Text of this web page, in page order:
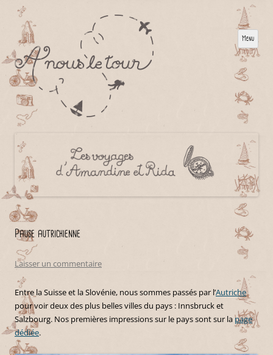
Menu
Pause autrichienne
Laisser un commentaire
Entre la Suisse et la Slovénie, nous sommes passés par l’Autriche
pour voir deux des plus belles villes du pays : Innsbruck et
Salzbourg. Nos premières impressions sur le pays sont sur lapage
dédiée.